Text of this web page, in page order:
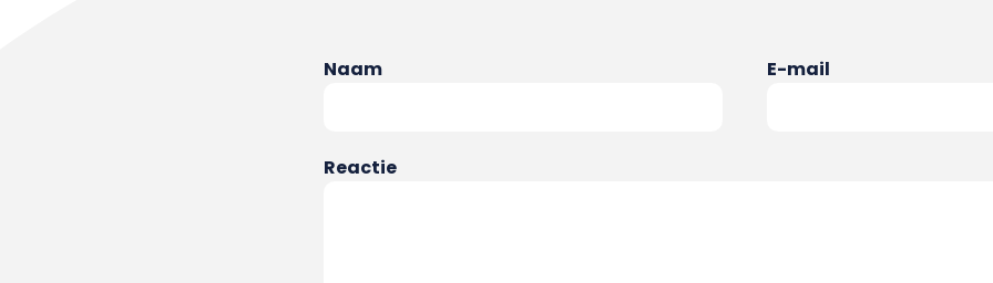
Naam E-mail
Reactie